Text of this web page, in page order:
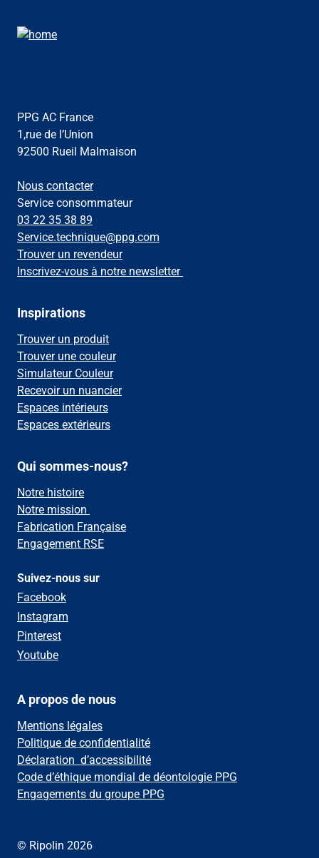
PPG AC France
1,rue de l’Union
92500 Rueil Malmaison
Nous contacter
Service consommateur
03 22 35 38 89
Service.technique@ppg.com
Trouver un revendeur
Inscrivez-vous à notre newsletter
Inspirations
Trouver un produit
Trouver une couleur
Simulateur Couleur
Recevoir un nuancier
Espaces intérieurs
Espaces extérieurs
Qui sommes-nous?
Notre histoire
Notre mission
Fabrication Française
Engagement RSE
Suivez-nous sur
Facebook
Instagram
Pinterest
Youtube
A propos de nous
Mentions légales
Politique de confidentialité
Déclaration d’accessibilité
Code d’éthique mondial de déontologie PPG
Engagements du groupe PPG
© Ripolin 2026